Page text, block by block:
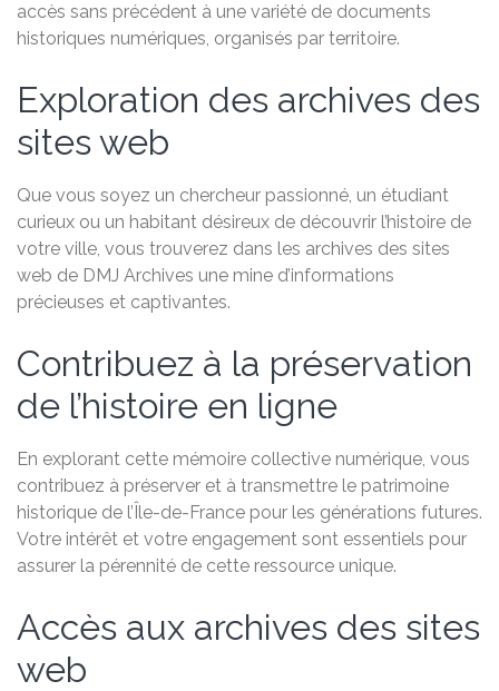
accès sans précédent à une variété de documents
historiques numériques, organisés par territoire.
Exploration des archives des
sites web
Que vous soyez un chercheur passionné, un étudiant
curieux ou un habitant désireux de découvrir l’histoire de
votre ville, vous trouverez dans les archives des sites
web de DMJ Archives une mine d’informations
précieuses et captivantes.
Contribuez à la préservation
de l’histoire en ligne
En explorant cette mémoire collective numérique, vous
contribuez à préserver et à transmettre le patrimoine
historique de l’Île-de-France pour les générations futures.
Votre intérêt et votre engagement sont essentiels pour
assurer la pérennité de cette ressource unique.
Accès aux archives des sites
web